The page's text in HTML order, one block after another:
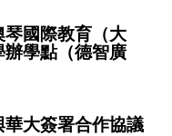
國際教育（大
學點（德智廣
大簽署合作協議